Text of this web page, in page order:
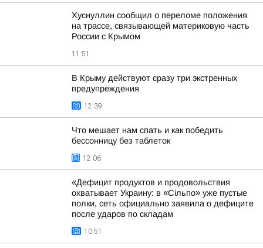
Хуснуллин сообщил о переломе положения
на трассе, связывающей материковую часть
России с Крымом
11:51
В Крыму действуют сразу три экстренных
предупреждения
12:39
Что мешает нам спать и как победить
бессонницу без таблеток
12:06
«Дефицит продуктов и продовольствия
охватывает Украину: в «Сільпо» уже пустые
полки, сеть официально заявила о дефиците
после ударов по складам
10:51